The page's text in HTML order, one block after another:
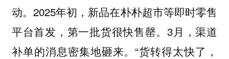
动。2025年初，新品在朴朴超市等即时零售
平台首发，第一批货很快售罄。3月，渠道
补单的消息密集地砸来。“货转得太快了，